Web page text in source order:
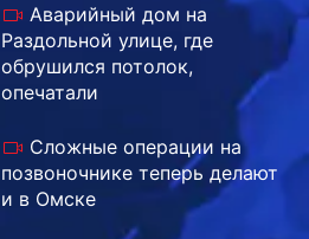
Аварийный дом на
Раздольной улице, где
обрушился потолок,
опечатали
Сложные операции на
позвоночнике теперь делают
и в Омске